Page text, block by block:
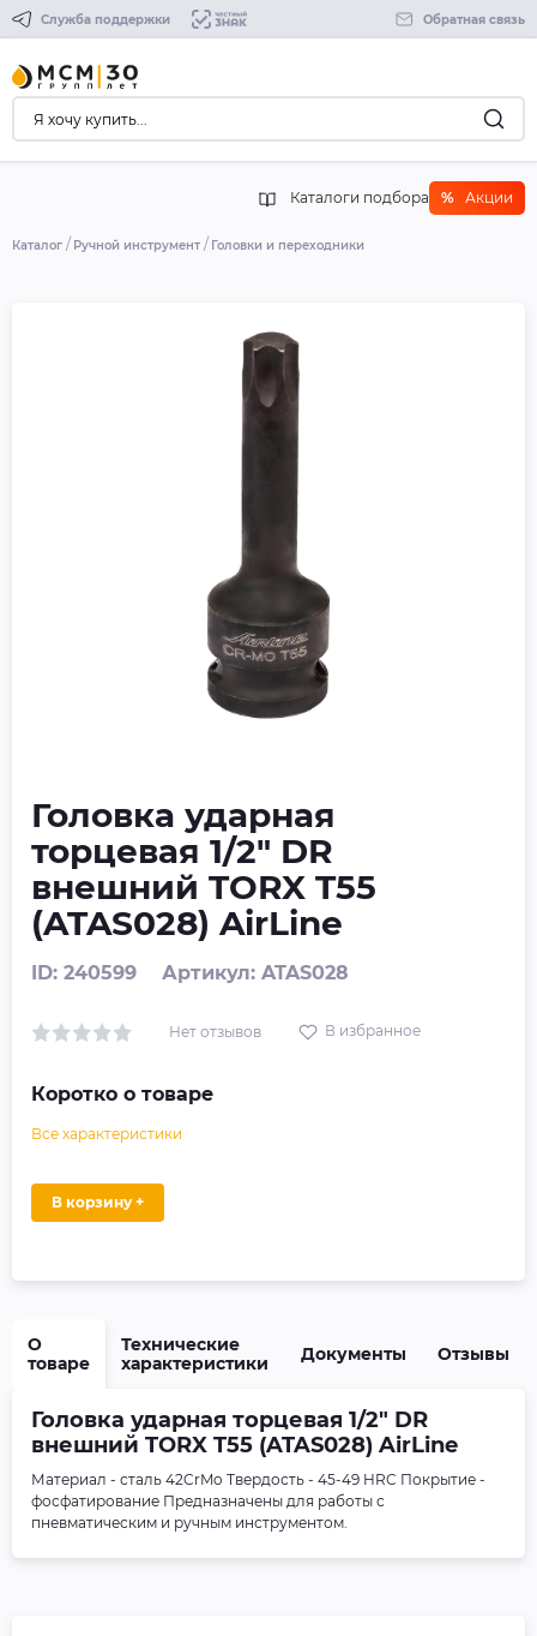
Служба поддержки Обратная связь
Каталоги подбора % Акции
Каталог Ручной инструмент Головки и переходники
Головка ударная
торцевая 1/2" DR
внешний TORX T55
(ATAS028) AirLine
ID: 240599 Артикул: ATAS028
Нет отзывов В избранное
Коротко о товаре
Все характеристики
В корзину +
О
товаре
Технические
характеристики
Документы Отзывы
Головка ударная торцевая 1/2" DR
внешний TORX T55 (ATAS028) AirLine
Материал - сталь 42CrMo Твердость - 45-49 HRC Покрытие -
фосфатирование Предназначены для работы с
пневматическим и ручным инструментом.